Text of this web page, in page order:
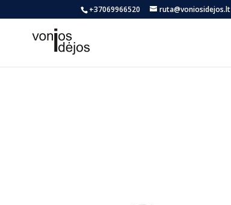
+37069966520 ruta@voniosidejos.lt